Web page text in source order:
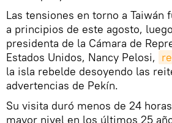
Las tensiones en torno a Taiwán
a principios de este agosto,
presidenta de la Cámara de
Estados Unidos, Nancy Pelosi,
la isla rebelde desoyendo las
advertencias de Pekín.
Su visita duró menos de 24
mayor nivel en los últimos 25